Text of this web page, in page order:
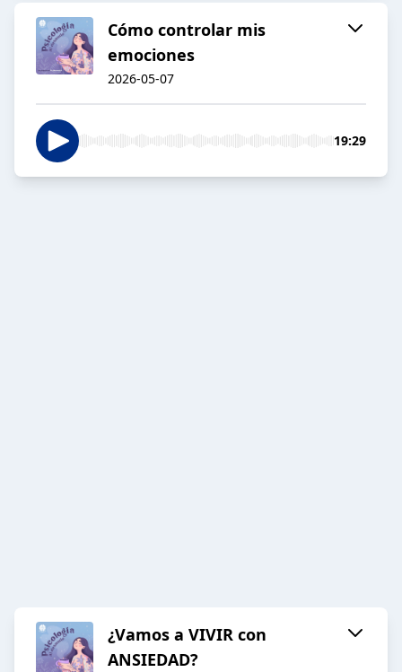
Cómo controlar mis
emociones
2026-05-07
19:29
¿Vamos a VIVIR con
ANSIEDAD?